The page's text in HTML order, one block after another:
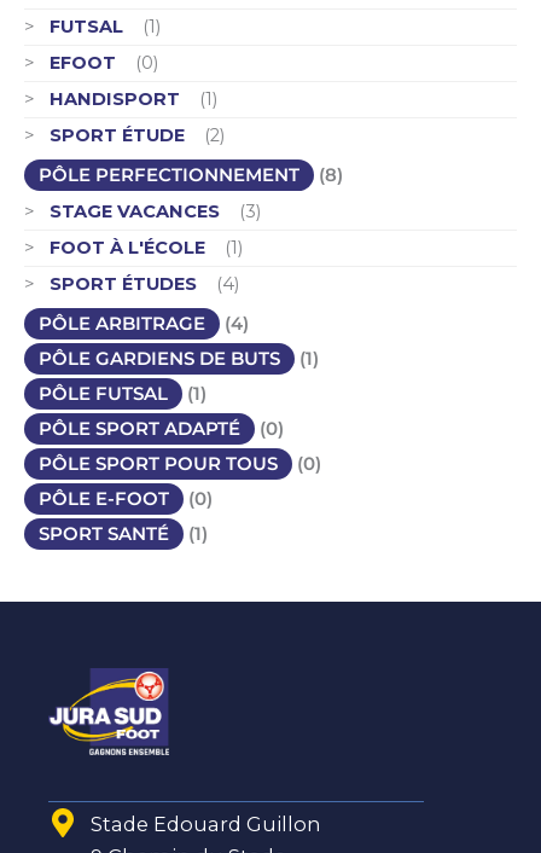
FUTSAL
(1)
EFOOT
(0)
HANDISPORT
(1)
SPORT ÉTUDE
(2)
PÔLE PERFECTIONNEMENT
(8)
STAGE VACANCES
(3)
FOOT À L'ÉCOLE
(1)
SPORT ÉTUDES
(4)
PÔLE ARBITRAGE
(4)
PÔLE GARDIENS DE BUTS
(1)
PÔLE FUTSAL
(1)
PÔLE SPORT ADAPTÉ
(0)
PÔLE SPORT POUR TOUS
(0)
PÔLE E-FOOT
(0)
SPORT SANTÉ
(1)
Stade Edouard Guillon